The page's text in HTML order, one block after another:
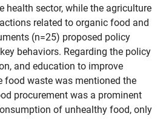
health sector, while the agriculture
related to organic food and
(n=25) proposed policy
behaviors. Regarding the policy
and education to improve
food waste was mentioned the
procurement was a prominent
of unhealthy food, only